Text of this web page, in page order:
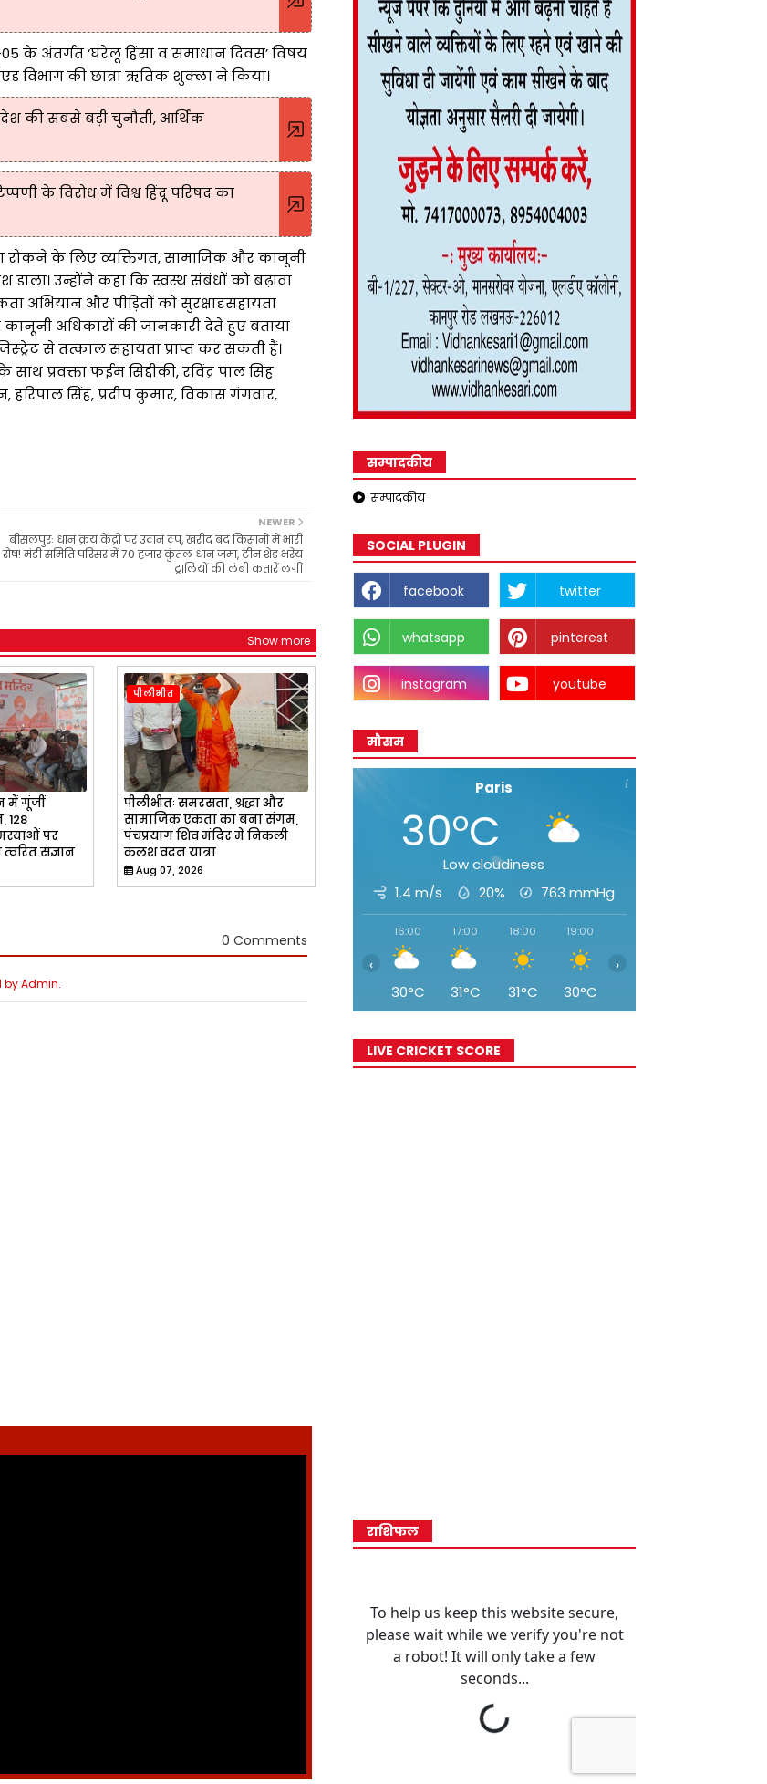
के अंतर्गत ‘घरेलू हिंसा व समाधान दिवस’ विषय
विभाग की छात्रा ऋतिक शुक्ला ने किया।
की सबसे बड़ी चुनौती, आर्थिक
के विरोध में विश्व हिंदू परिषद का
रोकने के लिए व्यक्तिगत, सामाजिक और कानूनी
डाला। उन्होंने कहा कि स्वस्थ संबंधों को बढ़ावा
अभियान और पीड़ितों को सुरक्षादृसहायता
अधिकारों की जानकारी देते हुए बताया
से तत्काल सहायता प्राप्त कर सकती हैं।
साथ प्रवक्ता फईम सिद्दीकी, रविंद्र पाल सिंह
सिंह, प्रदीप कुमार, विकास गंगवार,
NEWER
बीसलपुरः धान क्रय केंद्रों पर उठान ठप, खरीद बंद किसानों में भारी
रोष! मंडी समिति परिसर में 70 हजार कुंतल धान जमा, टीन शेड भरेय
ट्रालियों की लंबी कतारें लगीं
Show more
में गूंजीं
पर
संज्ञान
पीलीभीत
पीलीभीतः समरसता, श्रद्धा और
सामाजिक एकता का बना संगम,
पंचप्रयाग शिव मंदिर में निकली
कलश वंदन यात्रा
Aug 07, 2026
0 Comments
by Admin.
सम्पादकीय
सम्पादकीय
SOCIAL PLUGIN
facebook twitter
whatsapp pinterest
instagram youtube
मौसम
Paris
30°C
Low cloudiness
1.4 m/s
20% 763mmHg
16:00
30°C
17:00
31°C
18:00
31°C
19:00
30°C
‹ ›
LIVE CRICKET SCORE
राशिफल